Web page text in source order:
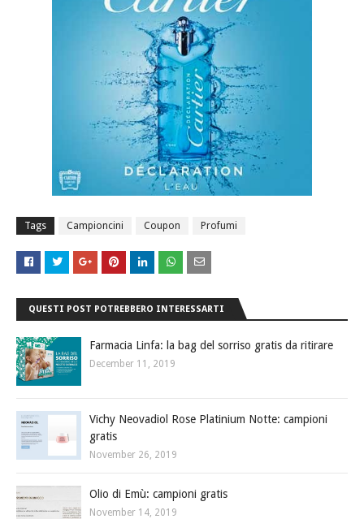
Tags Campioncini Coupon Profumi
QUESTI POST POTREBBERO INTERESSARTI
Farmacia Linfa: la bag del sorriso gratis da ritirare
December 11, 2019
Vichy Neovadiol Rose Platinium Notte: campioni
gratis
November 26, 2019
Olio di Emù: campioni gratis
November 14, 2019